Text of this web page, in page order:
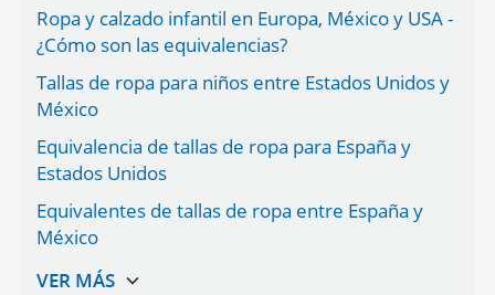
Ropa y calzado infantil en Europa, México y USA -
¿Cómo son las equivalencias?
Tallas de ropa para niños entre Estados Unidos y
México
Equivalencia de tallas de ropa para España y
Estados Unidos
Equivalentes de tallas de ropa entre España y
México